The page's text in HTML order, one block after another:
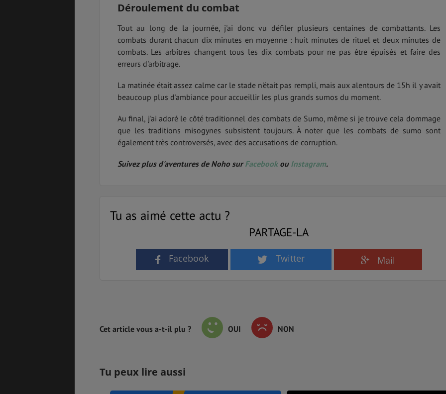
Déroulement du combat
Tout au long de la journée, j'ai donc vu défiler plusieurs centaines de combattants. Les
combats durant chacun dix minutes en moyenne : huit minutes de rituel et deux minutes de
combats. Les arbitres changent tous les dix combats pour ne pas être épuisés et faire des
erreurs d'arbitrage.
La matinée était assez calme car le stade n'était pas rempli, mais aux alentours de 15h il y avait
beaucoup plus d'ambiance pour accueillir les plus grands sumos du moment.
Au final, j'ai adoré le côté traditionnel des combats de Sumo, même si je trouve cela dommage
que les traditions misogynes subsistent toujours. À noter que les combats de sumo sont
également très controversés, avec des accusations de corruption.
Suivez plus d'aventures de Noho surFacebook ou Instagram.
Tu as aimé cette actu ?
PARTAGE-LA
Facebook Twitter Mail
Cet article vous a-t-il plu ? OUI NON
Tu peux lire aussi